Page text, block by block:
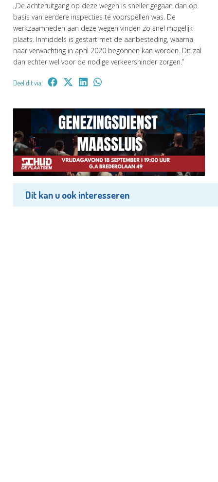
,,De achteruitgang op deze wegen is sneller gegaan dan op
basis van eerdere inspecties te voorspellen was. De
werkzaamheden aan deze wegen vinden zo snel mogelijk
plaats. Inmiddels is gestart met de aanbesteding, waarna
naar verwachting in april 2020 begonnen kan worden. Dit zal
dan echter wel voor de nodige verkeershinder zorgen.”
Deel dit via:
Dit kan u ook interesseren